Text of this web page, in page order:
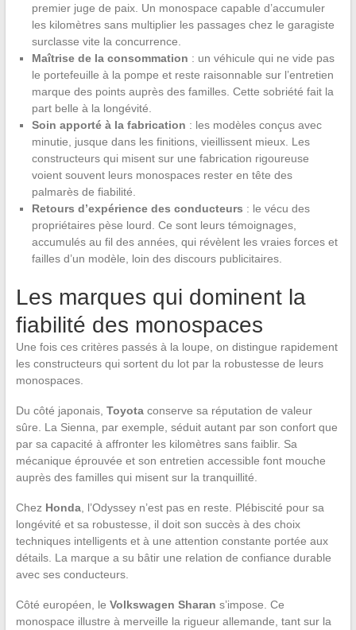
premier juge de paix. Un monospace capable d’accumuler
les kilomètres sans multiplier les passages chez le garagiste
surclasse vite la concurrence.
Maîtrise de la consommation : un véhicule qui ne vide pas
le portefeuille à la pompe et reste raisonnable sur l’entretien
marque des points auprès des familles. Cette sobriété fait la
part belle à la longévité.
Soin apporté à la fabrication : les modèles conçus avec
minutie, jusque dans les finitions, vieillissent mieux. Les
constructeurs qui misent sur une fabrication rigoureuse
voient souvent leurs monospaces rester en tête des
palmarès de fiabilité.
Retours d’expérience des conducteurs : le vécu des
propriétaires pèse lourd. Ce sont leurs témoignages,
accumulés au fil des années, qui révèlent les vraies forces et
failles d’un modèle, loin des discours publicitaires.
Les marques qui dominent la
fiabilité des monospaces
Une fois ces critères passés à la loupe, on distingue rapidement
les constructeurs qui sortent du lot par la robustesse de leurs
monospaces.
Du côté japonais, Toyotaconserve sa réputation de valeur
sûre. La Sienna, par exemple, séduit autant par son confort que
par sa capacité à affronter les kilomètres sans faiblir. Sa
mécanique éprouvée et son entretien accessible font mouche
auprès des familles qui misent sur la tranquillité.
Chez Honda, l’Odyssey n’est pas en reste. Plébiscité pour sa
longévité et sa robustesse, il doit son succès à des choix
techniques intelligents et à une attention constante portée aux
détails. La marque a su bâtir une relation de confiance durable
avec ses conducteurs.
Côté européen, le Volkswagen Sharan s’impose. Ce
monospace illustre à merveille la rigueur allemande, tant sur la